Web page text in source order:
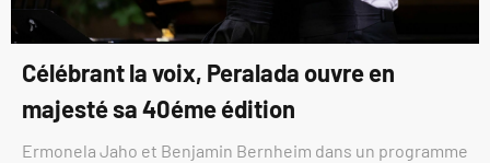
Célébrant la voix, Peralada ouvre en
majesté sa 40éme édition
Ermonela Jaho et Benjamin Bernheim dans un programme